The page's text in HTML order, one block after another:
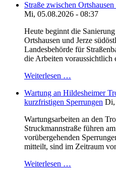
Straße zwischen
Mi, 05.08.2026 - 08:37
Heute beginnt die
Ortshausen und Jerze
Landesbehörde für
die Arbeiten voraussichtlich
Weiterlesen …
Wartung an Hildesheimer
kurzfristigen Sperrungen Di,
Wartungsarbeiten an den
Struckmannstraße führen
vorübergehenden
mitteilt, sind im Zeitraum
Weiterlesen …